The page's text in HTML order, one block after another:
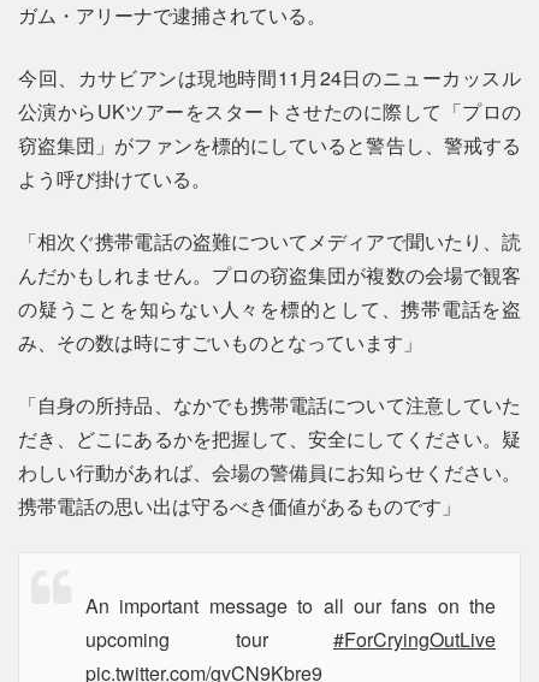
ガム・アリーナで逮捕されている。
今回、カサビアンは現地時間11月24日のニューカッスル
公演からUKツアーをスタートさせたのに際して「プロの
窃盗集団」がファンを標的にしていると警告し、警戒する
よう呼び掛けている。
「相次ぐ携帯電話の盗難についてメディアで聞いたり、読
んだかもしれません。プロの窃盗集団が複数の会場で観客
の疑うことを知らない人々を標的として、携帯電話を盗
み、その数は時にすごいものとなっています」
「自身の所持品、なかでも携帯電話について注意していた
だき、どこにあるかを把握して、安全にしてください。疑
わしい行動があれば、会場の警備員にお知らせください。
携帯電話の思い出は守るべき価値があるものです」
An important message to all our fans on the
upcoming tour #ForCryingOutLive
pic.twitter.com/gvCN9Kbre9